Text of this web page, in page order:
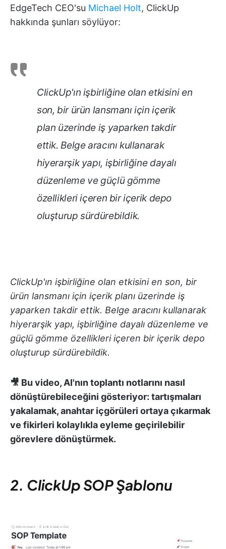
EdgeTech CEO'su Michael Holt, ClickUp
hakkında şunları söylüyor:
ClickUp'ın işbirliğine olan etkisini en
son, bir ürün lansmanı için içerik
plan üzerinde iş yaparken takdir
ettik. Belge aracını kullanarak
hiyerarşik yapı, işbirliğine dayalı
düzenleme ve güçlü gömme
özellikleri içeren bir içerik depo
oluşturup sürdürebildik.
ClickUp'ın işbirliğine olan etkisini en son, bir
ürün lansmanı için içerik planı üzerinde iş
yaparken takdir ettik. Belge aracını kullanarak
hiyerarşik yapı, işbirliğine dayalı düzenleme ve
güçlü gömme özellikleri içeren bir içerik depo
oluşturup sürdürebildik.
🎥 Bu video, AI'nın toplantı notlarını nasıl
dönüştürebileceğini gösteriyor: tartışmaları
yakalamak, anahtar içgörüleri ortaya çıkarmak
ve fikirleri kolaylıkla eyleme geçirilebilir
görevlere dönüştürmek.
2. ClickUp SOP Şablonu